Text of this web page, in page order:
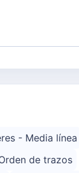
- Media línea
de trazos